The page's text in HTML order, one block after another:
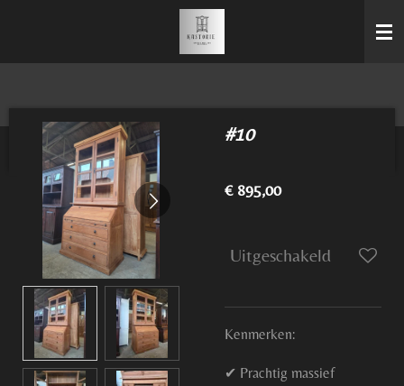
#10
€ 895,00
Uitgeschakeld
Kenmerken:
✔ Prachtig massief